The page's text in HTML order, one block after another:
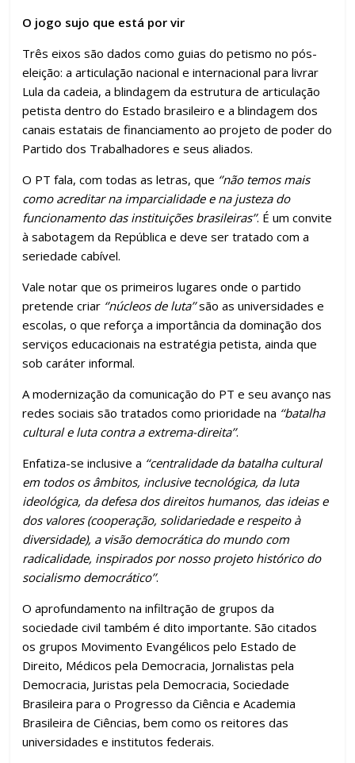
O jogo sujo que está por vir
Três eixos são dados como guias do petismo no pós-
eleição: a articulação nacional e internacional para livrar
Lula da cadeia, a blindagem da estrutura de articulação
petista dentro do Estado brasileiro e a blindagem dos
canais estatais de financiamento ao projeto de poder do
Partido dos Trabalhadores e seus aliados.
O PT fala, com todas as letras, que ‘’não temos mais
como acreditar na imparcialidade e na justeza do
funcionamento das instituições brasileiras’’. É um convite
à sabotagem da República e deve ser tratado com a
seriedade cabível.
Vale notar que os primeiros lugares onde o partido
pretende criar ‘’núcleos de luta’’são as universidades e
escolas, o que reforça a importância da dominação dos
serviços educacionais na estratégia petista, ainda que
sob caráter informal.
A modernização da comunicação do PT e seu avanço nas
redes sociais são tratados como prioridade na ‘‘batalha
cultural e luta contra a extrema-direita’’.
Enfatiza-se inclusive a ‘‘centralidade da batalha cultural
em todos os âmbitos, inclusive tecnológica, da luta
ideológica, da defesa dos direitos humanos, das ideias e
dos valores (cooperação, solidariedade e respeito à
diversidade), a visão democrática do mundo com
radicalidade, inspirados por nosso projeto histórico do
socialismo democrático’’.
O aprofundamento na infiltração de grupos da
sociedade civil também é dito importante. São citados
os grupos Movimento Evangélicos pelo Estado de
Direito, Médicos pela Democracia, Jornalistas pela
Democracia, Juristas pela Democracia, Sociedade
Brasileira para o Progresso da Ciência e Academia
Brasileira de Ciências, bem como os reitores das
universidades e institutos federais.